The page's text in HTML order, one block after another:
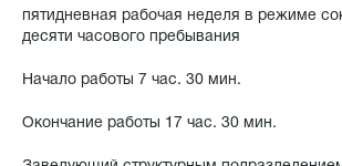
пятидневная рабочая неделя в режиме
десяти часового пребывания
Начало работы 7 час. 30 мин.
Окончание работы 17 час. 30 мин.